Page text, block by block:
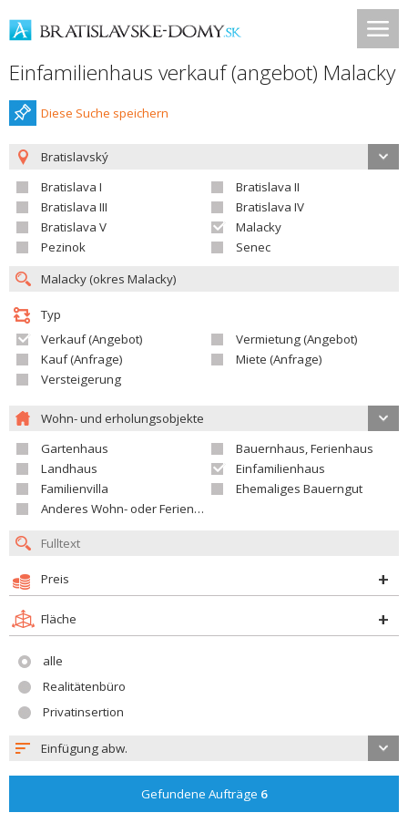
Einfamilienhaus verkauf (angebot) Malacky
Diese Suche speichern
Bratislavský
Bratislava I
Bratislava II
Bratislava III
Bratislava IV
Bratislava V
Malacky
Pezinok
Senec
Typ
Verkauf (Angebot)
Vermietung (Angebot)
Kauf (Anfrage)
Miete (Anfrage)
Versteigerung
Wohn- und erholungsobjekte
Gartenhaus
Bauernhaus, Ferienhaus
Landhaus
Einfamilienhaus
Familienvilla
Ehemaliges Bauerngut
Anderes Wohn- oder Ferienobjekt
Preis
Fläche
alle
Realitätenbüro
Privatinsertion
Einfügung abw.
Gefundene Aufträge 6